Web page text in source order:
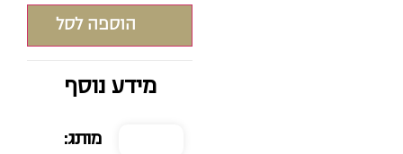
הוספה לסל
מידע נוסף
מותג: